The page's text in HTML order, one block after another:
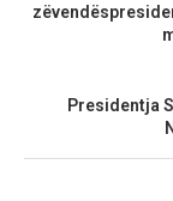
Presidentja